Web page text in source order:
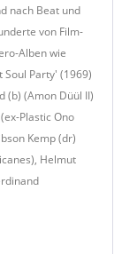
nach Beat und
von Film-
Alben wie
Party' (1969)
(b) (Amon Düül II)
Plastic Ono
Kemp (dr)
Helmut